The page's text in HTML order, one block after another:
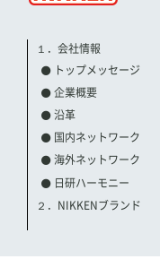
１．会社情報
トップメッセージ
企業概要
沿革
国内ネットワーク
海外ネットワーク
日研ハーモニー
２．NIKKENブランド